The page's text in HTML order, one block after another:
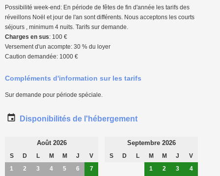
Possibilité week-end: En période de fêtes de fin d'année les tarifs des
réveillons Noël et jour de l'an sont différents. Nous acceptons les courts
séjours , minimum 4 nuits. Tarifs sur demande.
Charges en sus: 100 €
Versement d'un acompte: 30 % du loyer
Caution demandée: 1000 €
Compléments d'information sur les tarifs
Sur demande pour période spéciale.
Disponibilités de l'hébergement
Août 2026
S D L M M J
V
1
2 3 4 5 6 7
Septembre 2026
S D L M M J
V
1
2 3 4